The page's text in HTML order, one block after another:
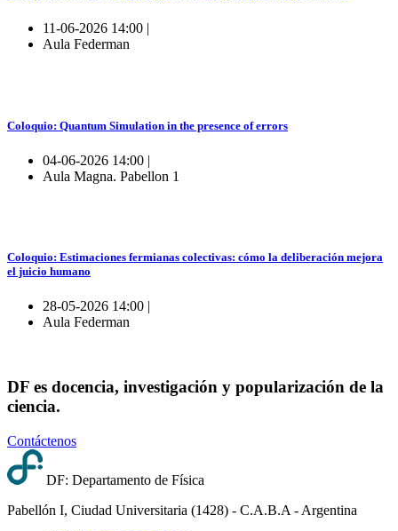
11-06-2026 14:00 |
Aula Federman
Coloquio: Quantum Simulation in the presence of errors
04-06-2026 14:00 |
Aula Magna. Pabellon 1
Coloquio: Estimaciones fermianas colectivas: cómo la deliberación mejora
el juicio humano
28-05-2026 14:00 |
Aula Federman
DF es docencia, investigación y popularización de la
ciencia.
Contáctenos
DF: Departamento de Física
Pabellón I, Ciudad Universitaria (1428) - C.A.B.A - Argentina